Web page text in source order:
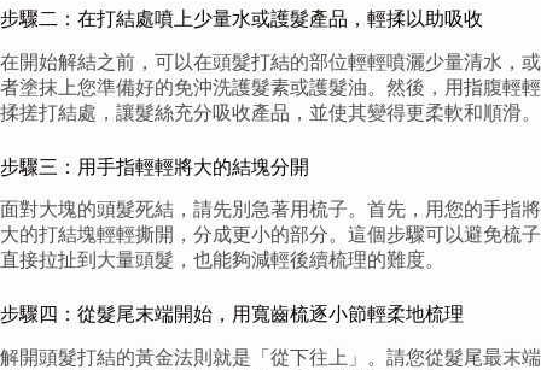
步驟二：在打結處噴上少量水或護髮產品，輕揉以助吸收
在開始解結之前，可以在頭髮打結的部位輕輕噴灑少量清水，或
者塗抹上您準備好的免沖洗護髮素或護髮油。然後，用指腹輕輕
揉搓打結處，讓髮絲充分吸收產品，並使其變得更柔軟和順滑。
步驟三：用手指輕輕將大的結塊分開
面對大塊的頭髮死結，請先別急著用梳子。首先，用您的手指將
大的打結塊輕輕撕開，分成更小的部分。這個步驟可以避免梳子
直接拉扯到大量頭髮，也能夠減輕後續梳理的難度。
步驟四：從髮尾末端開始，用寬齒梳逐小節輕柔地梳理
解開頭髮打結的黃金法則就是「從下往上」。請您從髮尾最末端